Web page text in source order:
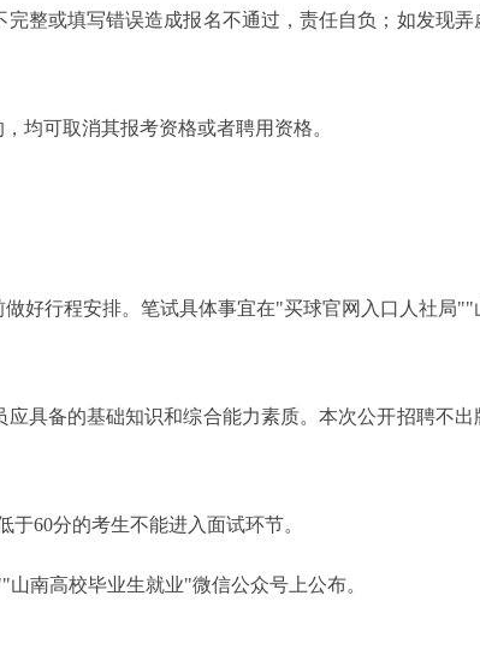
整或填写错误造成报名不通过，责任自负；如发现弄
均可取消其报考资格或者聘用资格。
好行程安排。笔试具体事宜在"买球官网入口人社局""
具备的基础知识和综合能力素质。本次公开招聘不出
60分的考生不能进入面试环节。
南高校毕业生就业"微信公众号上公布。